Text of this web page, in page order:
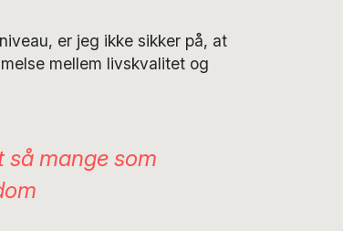
er jeg ikke sikker på, at
mellem livskvalitet og
så mange som